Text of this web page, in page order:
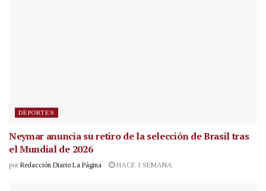
DEPORTES
Neymar anuncia su retiro de la selección de Brasil tras
el Mundial de 2026
por Redacción Diario La Página HACE 1 SEMANA